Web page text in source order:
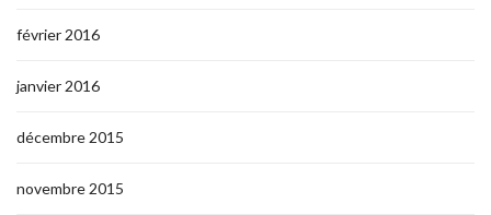
février 2016
janvier 2016
décembre 2015
novembre 2015